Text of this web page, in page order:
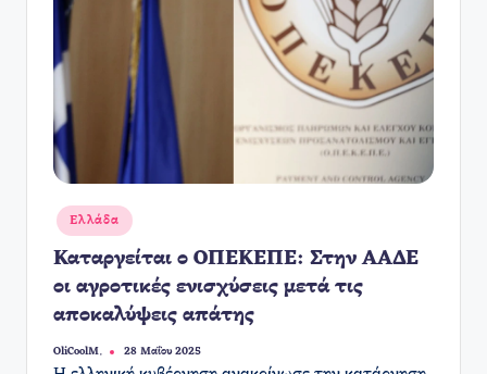
Αναρτήθηκε
σε
Ελλάδα
Καταργείται ο ΟΠΕΚΕΠΕ: Στην ΑΑΔΕ
οι αγροτικές ενισχύσεις μετά τις
αποκαλύψεις απάτης
Συγγραφέας:
OliCoolM. 28 Μαΐου 2025